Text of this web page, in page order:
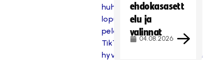
huhtikuun
lopussa
pelattavaan
TikTube-
hyväntekeväisyysotteluun
ehdokasasett
elu ja
valinnat
04.08.2026